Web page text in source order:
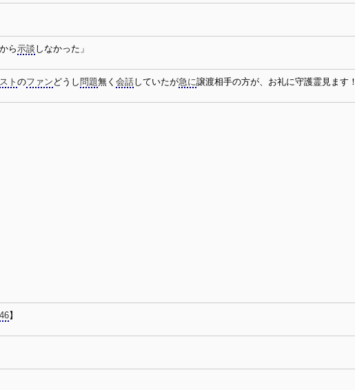
ら示談 しなかった」
ト のファン どうし 問題無く 会話していたが急に譲渡相手の方が、お礼に守護霊見ます！
】